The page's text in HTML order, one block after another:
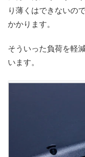
り薄くはできないの
かかります。
そういった負荷を軽
います。